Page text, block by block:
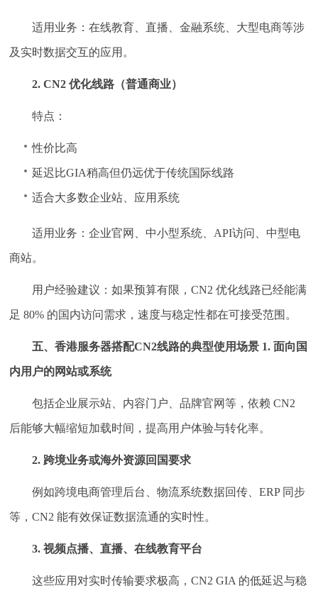
适用业务：在线教育、直播、金融系统、大型电商等涉
及实时数据交互的应用。
2. CN2 优化线路（普通商业）
特点：
性价比高
延迟比GIA稍高但仍远优于传统国际线路
适合大多数企业站、应用系统
适用业务：企业官网、中小型系统、API访问、中型电
商站。
用户经验建议：如果预算有限，CN2 优化线路已经能满
足 80% 的国内访问需求，速度与稳定性都在可接受范围。
五、香港服务器搭配CN2线路的典型使用场景 1. 面向国
内用户的网站或系统
包括企业展示站、内容门户、品牌官网等，依赖 CN2
后能够大幅缩短加载时间，提高用户体验与转化率。
2. 跨境业务或海外资源回国要求
例如跨境电商管理后台、物流系统数据回传、ERP 同步
等，CN2 能有效保证数据流通的实时性。
3. 视频点播、直播、在线教育平台
这些应用对实时传输要求极高，CN2 GIA 的低延迟与稳